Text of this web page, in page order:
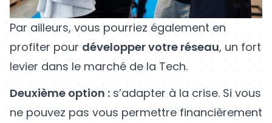
Par ailleurs, vous pourriez également en
profiter pour développer votre réseau, un fort
levier dans le marché de la Tech.
Deuxième option : s’adapter à la crise. Si vous
ne pouvez pas vous permettre financièrement